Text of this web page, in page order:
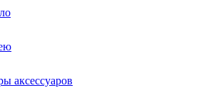
аксессуаров